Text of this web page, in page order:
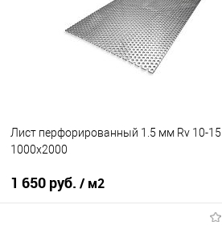
Лист перфорированный 1.5 мм Rv 10-15
1000х2000
1 650 руб. / м2